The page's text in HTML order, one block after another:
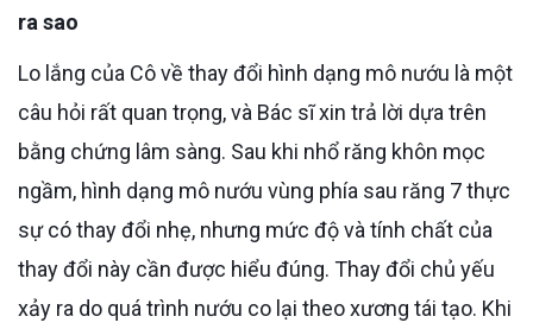
ra sao
Lo lắng của Cô về thay đổi hình dạng mô nướu là một
câu hỏi rất quan trọng, và Bác sĩ xin trả lời dựa trên
bằng chứng lâm sàng. Sau khi nhổ răng khôn mọc
ngầm, hình dạng mô nướu vùng phía sau răng 7 thực
sự có thay đổi nhẹ, nhưng mức độ và tính chất của
thay đổi này cần được hiểu đúng. Thay đổi chủ yếu
xảy ra do quá trình nướu co lại theo xương tái tạo. Khi